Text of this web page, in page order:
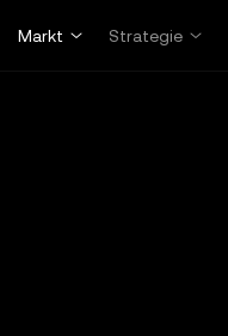
Markt Strategie